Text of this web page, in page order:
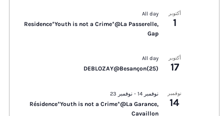
أكتوبر
1
All day
Residence*Youth is not a Crime*@La Passerelle,
Gap
أكتوبر
17
All day
DEBLOZAY@Besançon(25)
نوفمبر
14
نوفمبر 14 - نوفمبر 23
Résidence*Youth is not a Crime*@La Garance,
Cavaillon